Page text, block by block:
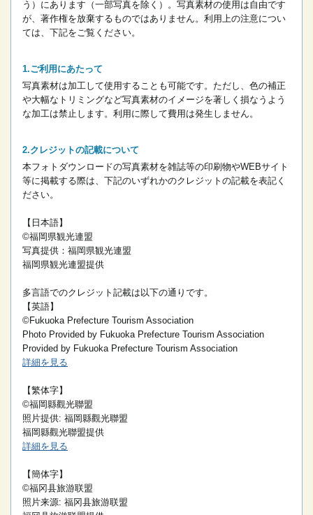
う）にあります（一部写真を除く）。写真素材の使用は自由です
が、著作権を放棄するものではありません。 利用上の注意につい
ては、下記をご覧ください。
ご利用にあたって
写真素材は加工して使用することも可能です。ただし、色の補正
や大幅なトリミングなど写真素材のイメージを著しく損なうよう
な加工は禁止します。 利用に際して費用は発生しません。
クレジットの記載について
本フォトダウンロードの写真素材を雑誌等の印刷物やWEBサイト
等に掲載する際は、下記のいずれかのクレジットの記載を表記く
ださい。
【日本語】
©福岡県観光連盟
写真提供：福岡県観光連盟
福岡県観光連盟提供
多言語でのクレジット記載は以下の通りです。
【英語】
©Fukuoka Prefecture Tourism Association
Photo Provided by Fukuoka Prefecture Tourism Association
Provided by Fukuoka Prefecture Tourism Association
詳細を見る
【繁体字】
©福岡縣觀光聯盟
照片提供: 福岡縣觀光聯盟
福岡縣觀光聯盟提供
詳細を見る
【簡体字】
©福冈县旅游联盟
照片来源: 福冈县旅游联盟